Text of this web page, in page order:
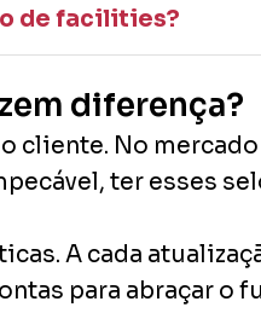
de facilities?
diferença?
cliente. No
ter esses
A cada
para abraçar o